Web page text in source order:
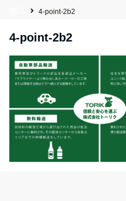
4-point-2b2
4-point-2b2